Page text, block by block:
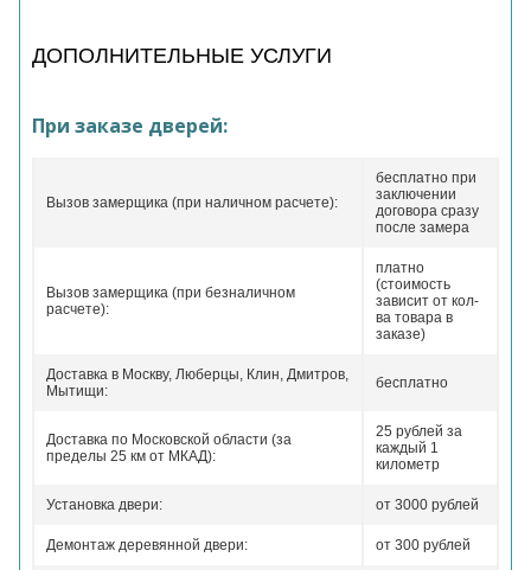
ДОПОЛНИТЕЛЬНЫЕ УСЛУГИ
При заказе дверей:
Вызов замерщика (при наличном расчете):
бесплатно при
заключении
договора сразу
после замера
Вызов замерщика (при безналичном
расчете):
платно
(стоимость
зависит от кол-
ва товара в
заказе)
Доставка в Москву, Люберцы, Клин, Дмитров,
Мытищи:
бесплатно
Доставка по Московской области (за
пределы 25 км от МКАД):
25 рублей за
каждый 1
километр
Установка двери: от 3000 рублей
Демонтаж деревянной двери: от 300 рублей